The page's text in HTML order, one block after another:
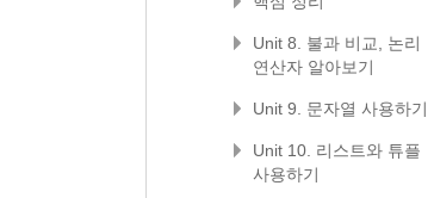
Unit 8. 불과 비교, 논리
연산자 알아보기
Unit 9. 문자열 사용하기
Unit 10. 리스트와 튜플
사용하기